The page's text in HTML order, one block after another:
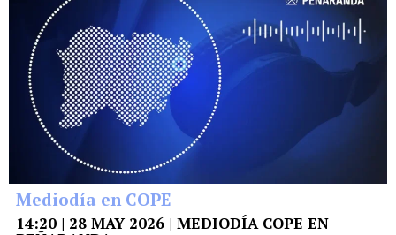
Mediodía en COPE
14:20 | 28 MAY 2026 | MEDIODÍA COPE EN